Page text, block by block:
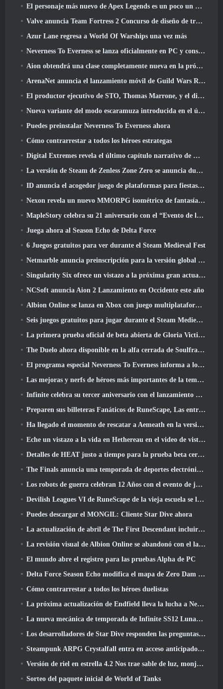
El personaje más nuevo de Apex Legends es un poco un demonio de la velocidad
Valve anuncia Team Fortress 2 Concurso de diseño de trofeos ÜBERFEST
Azur Lane regresa a World Of Warships una vez más
Neverness To Everness se lanza oficialmente en PC y consolas
Aion obtendrá una clase completamente nueva en la próxima actualización de Dread Blade
ArenaNet anuncia el lanzamiento móvil de Guild Wars Reforged
El productor ejecutivo de STO, Thomas Marrone, y el director creativo de Neverwinter, Randy Mosiondz, hablan sobre los juegos y el futuro de Cryptic.
Nueva variante del modo escaramuza introducida en el último acto de Valorant
Puedes preinstalar Neverness To Everness ahora
Cómo contrarrestar a todos los héroes estrategas
Digital Extremes revela el último capítulo narrativo de Warframe con nuevos cortos de anime
La versión de Steam de Zenless Zone Zero se anuncia durante la versión 2.8 Programa Especial
ID anuncia el acogedor juego de plataformas para fiestas Totopia durante la exhibición de Xbox, Comienza el reclutamiento Beta
Nexon revela un nuevo MMORPG isométrico de fantasía oscura, Brasas de los sin corona
MapleStory celebra su 21 aniversario con el “Evento de la Universidad Maple”
Juega ahora al Season Echo de Delta Force
6 Juegos gratuitos para ver durante el Steam Medieval Fest
Netmarble anuncia preinscripción para la versión global del MMORPG de ciencia ficción RF Online Next
Singularity Six ofrece un vistazo a la próxima gran actualización de Palia The Royal Highlands
NCSoft anuncia Aion 2 Lanzamiento en Occidente este año
Albion Online se lanza en Xbox con juego multiplataforma completo
Seis juegos gratuitos para jugar durante el Steam Medieval Fest
La primera prueba oficial de beta abierta de Gloria Victis comienza hoy
The Duelo ahora disponible en la alfa cerrada de Soulframe
El programa especial Neverness To Everness informa a los jugadores qué esperar en los lanzamientos
Las mejoras y nerfs de héroes más importantes de la temporada 7.5
Infinite celebra su tercer aniversario con el lanzamiento de Lunaria SS12 hoy
Preparen sus billeteras Fanáticos de RuneScape, Las entradas para RuneFest están a punto de salir a la venta
Ha llegado el momento de rescatar a Aemeath en la versión de Wuthering Waves 3.3 Actualizar
Eche un vistazo a la vida en Hethereau en el video de vista previa del juego de lanzamiento de Neverness To Everness
Detalles de HEAT justo a tiempo para la prueba beta cerrada
The Finals anuncia una temporada de deportes electrónicos de 200.000 dólares
Los robots de guerra celebran 12 Años con el evento de juegos robóticos marcianos
Devilish Leagues VI de RuneScape de la vieja escuela se lanza hoy
Puedes descargar el MONGIL: Cliente Star Dive ahora
La actualización de abril de The First Descendant incluirá la versión Beta del nuevo contenido del juego final
La revisión visual de Albion Online se abandonó con el lanzamiento de la actualización Radiant Wilds hoy
El mundo abre el registro para las pruebas Alpha de PC
Delta Force Season Echo modifica el mapa de Zero Dam y amplía la jugabilidad de operaciones
Cómo contrarrestar a todos los héroes duelistas
La próxima actualización de Endfield lleva la lucha a Nefarith
La nueva mecánica de temporada de Infinite SS12 Lunaria es una de las "mayores adiciones" al juego
Los desarrolladores de Star Dive responden las preguntas de los jugadores en una transmisión en vivo sorpresa
Steampunk ARPG Crystalfall entra en acceso anticipado, Pero no sin algunos problemas
Versión de riel en estrella 4.2 Nos trae sable de luz, monja-chuck, El baterista pionero y un emanador de euforia
Sorteo del paquete inicial de World of Tanks